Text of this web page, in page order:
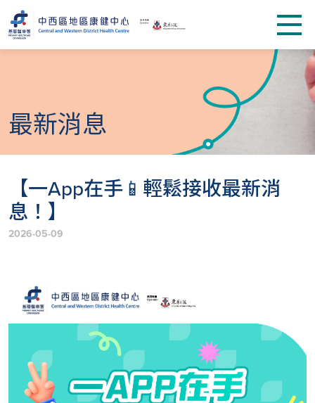
最新消息
【一App在手📱輕鬆接收最新消
息！】
2026-05-09